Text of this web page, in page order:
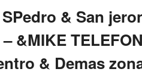
& San
&MIKE
& Demas